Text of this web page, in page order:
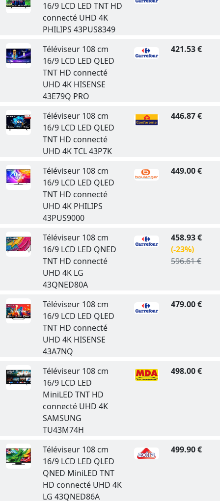
16/9 LCD LED TNT HD
connecté UHD 4K
PHILIPS 43PUS8349
Téléviseur 108 cm
16/9 LCD LED QLED
TNT HD connecté
UHD 4K HISENSE
43E79Q PRO
421.53 €
Téléviseur 108 cm
16/9 LCD LED QLED
TNT HD connecté
UHD 4K TCL 43P7K
446.87 €
Téléviseur 108 cm
16/9 LCD LED QLED
TNT HD connecté
UHD 4K PHILIPS
43PUS9000
449.00 €
Téléviseur 108 cm
16/9 LCD LED QNED
TNT HD connecté
UHD 4K LG
43QNED80A
458.93 €
(-23%)
596.61 €
Téléviseur 108 cm
16/9 LCD LED QLED
TNT HD connecté
UHD 4K HISENSE
43A7NQ
479.00 €
Téléviseur 108 cm
16/9 LCD LED
MiniLED TNT HD
connecté UHD 4K
SAMSUNG
TU43M74H
498.00 €
Téléviseur 108 cm
16/9 LCD LED QLED
QNED MiniLED TNT
HD connecté UHD 4K
LG 43QNED86A
499.90 €